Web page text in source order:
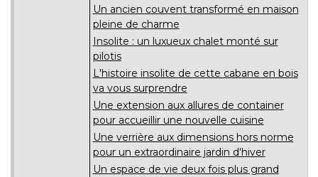
Un ancien couvent transformé en maison
pleine de charme
Insolite : un luxueux chalet monté sur
pilotis
L'histoire insolite de cette cabane en bois
va vous surprendre
Une extension aux allures de container
pour accueillir une nouvelle cuisine
Une verrière aux dimensions hors norme
pour un extraordinaire jardin d'hiver
Un espace de vie deux fois plus grand